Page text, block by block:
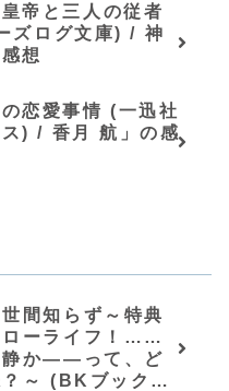
皇帝と三人の従者
ズログ文庫) / 神
想
の恋愛事情 (一迅社
) / 香月 航」の感
世間知らず～特典
ローライフ！……
静か――って、ど
～ (BKブック